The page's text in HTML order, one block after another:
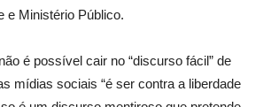
e Ministério Público.
é possível cair no “discurso fácil” de
mídias sociais “é ser contra a liberdade